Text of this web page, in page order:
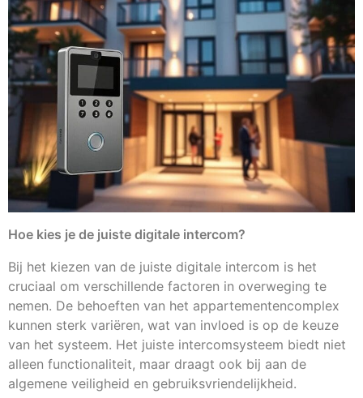
Hoe kies je de juiste digitale intercom?
Bij het kiezen van de juiste digitale intercom is het
cruciaal om verschillende factoren in overweging te
nemen. De behoeften van het appartementencomplex
kunnen sterk variëren, wat van invloed is op de keuze
van het systeem. Het juiste intercomsysteem biedt niet
alleen functionaliteit, maar draagt ook bij aan de
algemene veiligheid en gebruiksvriendelijkheid.